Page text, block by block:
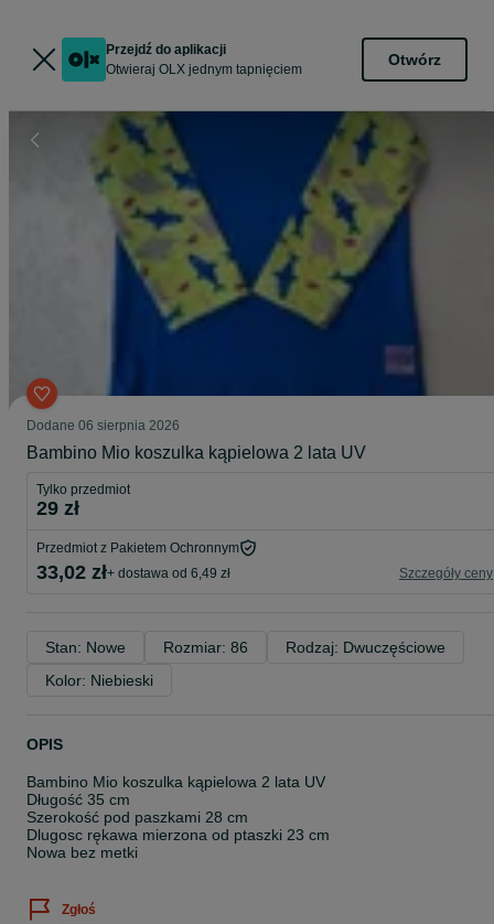
Przejdź do aplikacji
Otwieraj OLX jednym tapnięciem
Otwórz
Dodane 06 sierpnia 2026
Bambino Mio koszulka kąpielowa 2 lata UV
Tylko przedmiot
29 zł
Przedmiot z Pakietem Ochronnym
33,02 zł+ dostawa od 6,49 zł Szczegóły ceny
Stan: Nowe Rozmiar: 86
Rodzaj: Dwuczęściowe
Kolor: Niebieski
OPIS
Bambino Mio koszulka kąpielowa 2 lata UV
Długość 35 cm
Szerokość pod paszkami 28 cm
Dlugosc rękawa mierzona od ptaszki 23 cm
Nowa bez metki
Zgłoś